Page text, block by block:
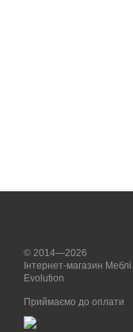
© 2014—2026
Інтернет-магазин Меблі
Evolution
Приймаємо до оплати